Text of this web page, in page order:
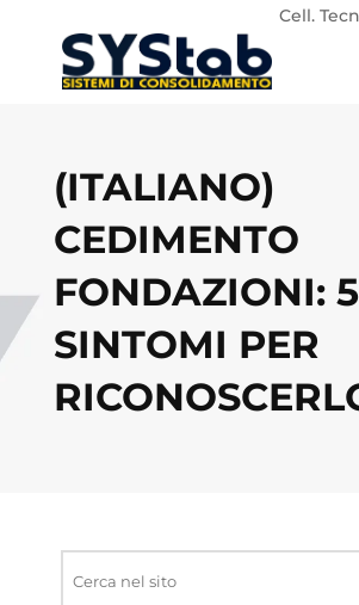
Cell.
(ITALIANO)
CEDIMENTO
FONDAZIONI: 5
SINTOMI PER